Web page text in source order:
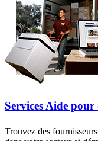
Services Aide pour
Trouvez des